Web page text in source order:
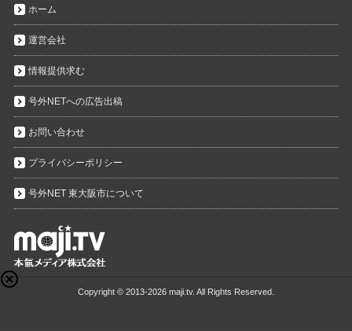
ホーム
運営会社
情報提供求む
号外NETへの広告出稿
お問い合わせ
プライバシーポリシー
号外NET 東大阪市について
Copyright © 2013-2026 maji.tv. All Rights Reserved.